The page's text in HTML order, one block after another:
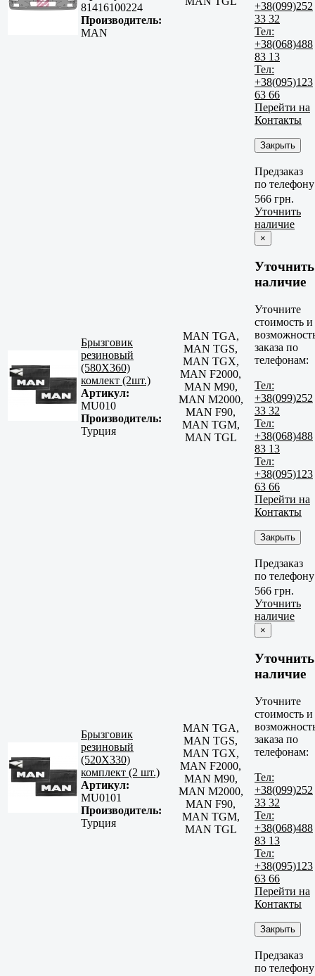
81416100224
Производитель:
MAN
+38(099)252
33 32
Тел:
+38(068)488
83 13
Тел:
+38(095)123
63 66
Перейти на
Контакты
Закрыть
Предзаказ
по телефону
Брызговик
резиновый
(580Х360)
комлект (2шт.)
Артикул:
MU010
Производитель:
Турция
MAN TGA,
MAN TGS,
MAN TGX,
MAN F2000,
MAN M90,
MAN M2000,
MAN F90,
MAN TGM,
MAN TGL
566 грн.
Уточнить
наличие
×
Уточнить
наличие
Уточните
стоимость и
заказа по
телефонам:
Тел:
+38(099)252
33 32
Тел:
+38(068)488
83 13
Тел:
+38(095)123
63 66
Перейти на
Контакты
Закрыть
Предзаказ
по телефону
Брызговик
резиновый
(520Х330)
комплект (2 шт.)
Артикул:
MU0101
Производитель:
Турция
MAN TGA,
MAN TGS,
MAN TGX,
MAN F2000,
MAN M90,
MAN M2000,
MAN F90,
MAN TGM,
MAN TGL
566 грн.
Уточнить
наличие
×
Уточнить
наличие
Уточните
стоимость и
заказа по
телефонам:
Тел:
+38(099)252
33 32
Тел:
+38(068)488
83 13
Тел:
+38(095)123
63 66
Перейти на
Контакты
Закрыть
Предзаказ
по телефону